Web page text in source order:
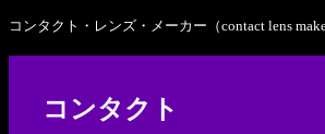
コンタクト・レンズ・メーカー（contact lens
コンタクト